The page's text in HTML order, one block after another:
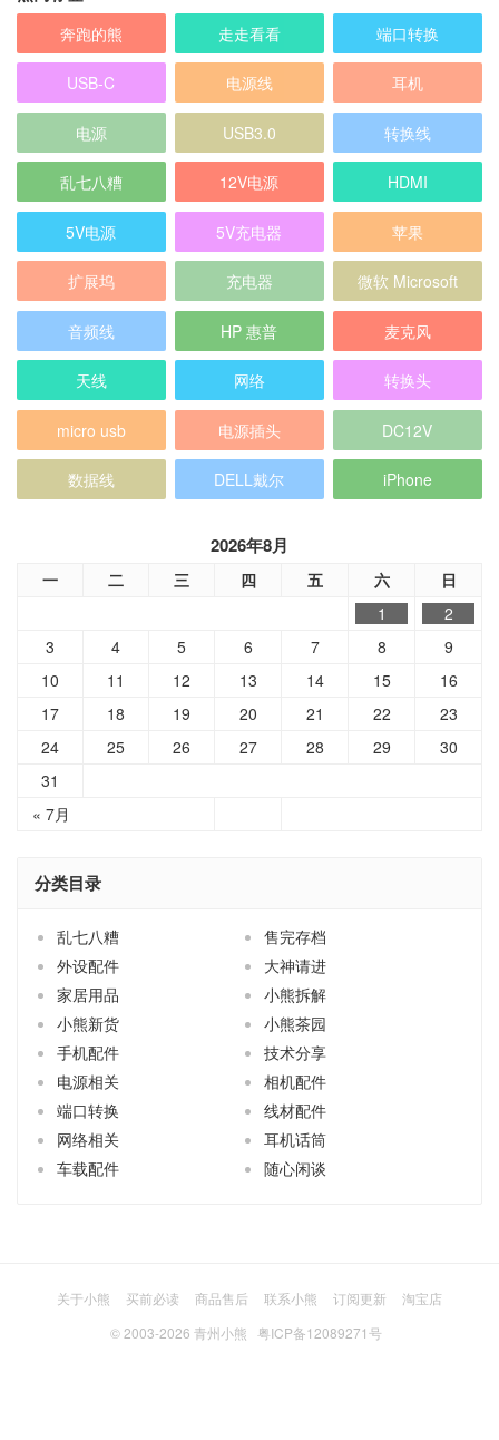
奔跑的熊 走走看看 端口转换
USB-C 电源线 耳机
电源 USB3.0 转换线
乱七八糟 12V电源 HDMI
5V电源 5V充电器 苹果
扩展坞 充电器 微软 Microsoft
音频线 HP 惠普 麦克风
天线 网络 转换头
micro usb 电源插头 DC12V
数据线 DELL戴尔 iPhone
2026年8月
一 二 三 四 五 六 日
« 7月
1
2
3
4 5 6 7 8
9
10
11 12 13 14 15
16
17
18 19 20 21 22
23
24
25 26 27 28 29
30
31
分类目录
乱七八糟
售完存档
外设配件
大神请进
家居用品
小熊拆解
小熊新货
小熊茶园
手机配件
技术分享
电源相关
相机配件
端口转换
线材配件
网络相关
耳机话筒
车载配件
随心闲谈
关于小熊 买前必读 商品售后 联系小熊 订阅更新
淘宝店
© 2003-2026 青州小熊 粤ICP备12089271号